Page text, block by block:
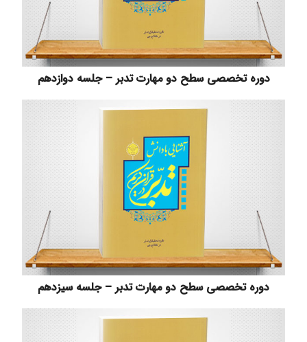
دوره تخصصی سطح دو مهارت تدبر – جلسه دوازدهم
دوره تخصصی سطح دو مهارت تدبر – جلسه سیزدهم